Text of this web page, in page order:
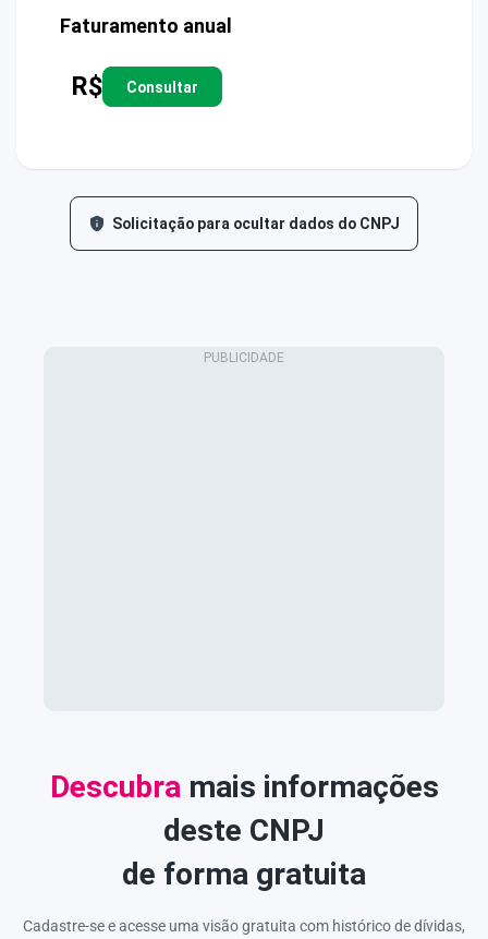
Faturamento anual
R$ Consultar
Solicitação para ocultar dados do CNPJ
Descubramais informações
deste CNPJ
de forma gratuita
Cadastre-se e acesse uma visão gratuita com histórico de dívidas,